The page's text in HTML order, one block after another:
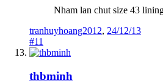
Nham lan chut size 43
tranhuyhoang2012, 24/12/13
#11
thbminh